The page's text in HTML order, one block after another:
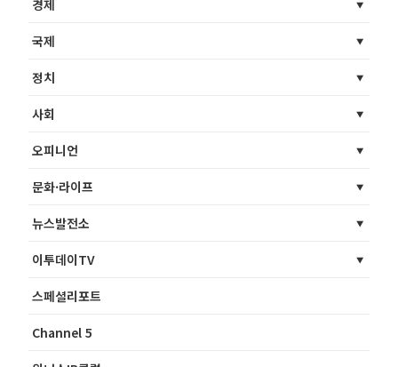
경제
국제
정치
사회
오피니언
문화·라이프
뉴스발전소
이투데이TV
스페셜리포트
Channel 5